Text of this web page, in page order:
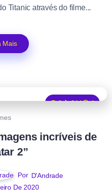
Titanic através do filme...
Mais
0 811
1
incríveis de
2”
Por D'Andrade
De 2020